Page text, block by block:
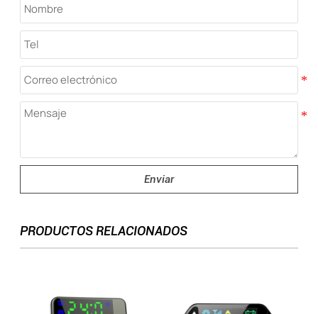
Enviar
PRODUCTOS RELACIONADOS